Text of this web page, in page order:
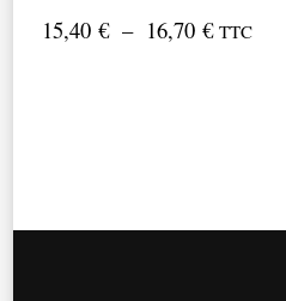
15,40 € – 16,70 €Plage
TTC